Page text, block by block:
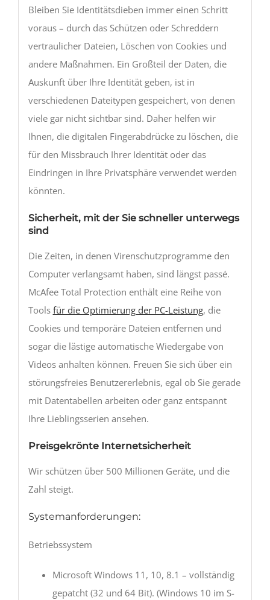
Bleiben Sie Identitätsdieben immer einen Schritt
voraus – durch das Schützen oder Schreddern
vertraulicher Dateien, Löschen von Cookies und
andere Maßnahmen. Ein Großteil der Daten, die
Auskunft über Ihre Identität geben, ist in
verschiedenen Dateitypen gespeichert, von denen
viele gar nicht sichtbar sind. Daher helfen wir
Ihnen, die digitalen Fingerabdrücke zu löschen, die
für den Missbrauch Ihrer Identität oder das
Eindringen in Ihre Privatsphäre verwendet werden
könnten.
Sicherheit, mit der Sie schneller unterwegs
sind
Die Zeiten, in denen Virenschutzprogramme den
Computer verlangsamt haben, sind längst passé.
McAfee Total Protection enthält eine Reihe von
Tools für die Optimierung der PC-Leistung, die
Cookies und temporäre Dateien entfernen und
sogar die lästige automatische Wiedergabe von
Videos anhalten können. Freuen Sie sich über ein
störungsfreies Benutzererlebnis, egal ob Sie gerade
mit Datentabellen arbeiten oder ganz entspannt
Ihre Lieblingsserien ansehen.
Preisgekrönte Internetsicherheit
Wir schützen über 500 Millionen Geräte, und die
Zahl steigt.
Systemanforderungen:
Betriebssystem
Microsoft Windows 11, 10, 8.1 – vollständig
gepatcht (32 und 64 Bit). (Windows 10 im S-